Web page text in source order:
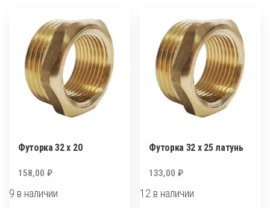
Футорка 32 х 20
158,00 ₽
9 в наличии
Футорка 32 х 25 латунь
133,00₽
12 в наличии